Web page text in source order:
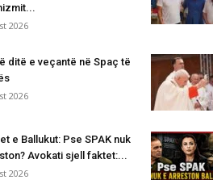
2026
ditë e veçantë në Spaç të
2026
e Ballukut: Pse SPAK nuk
Avokati sjell faktet:...
2026